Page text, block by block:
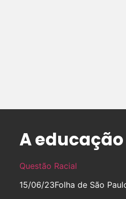
A
Questão Racial
15/06/23Folha de São